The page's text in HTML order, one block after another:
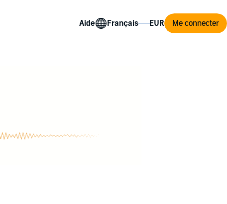
Aide Me connecter